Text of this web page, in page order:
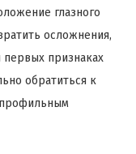
глазного
осложнения,
признаках
обратиться к
профильным